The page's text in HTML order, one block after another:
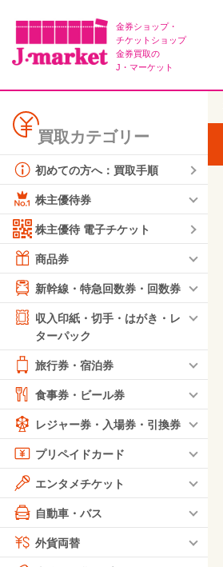
金券ショップ・
チケットショップ
金券買取の
J・マーケット
買取カテゴリー
初めての方へ：買取手順
株主優待券
株主優待 電子チケット
商品券
新幹線・特急回数券・回数券
収入印紙・切手・はがき・レ
ターパック
旅行券・宿泊券
食事券・ビール券
レジャー券・入場券・引換券
プリペイドカード
エンタメチケット
自動車・バス
外貨両替